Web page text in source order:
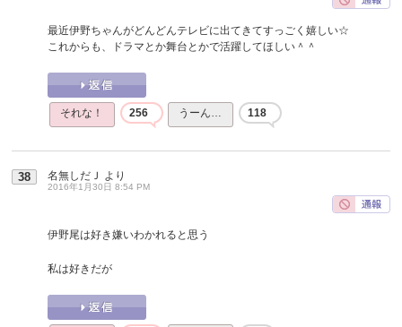
最近伊野ちゃんがどんどんテレビに出てきてすっごく嬉しい☆
これからも、ドラマとか舞台とかで活躍してほしい＾＾
それな！ 256 うーん… 118
38 名無しだＪ より
2016年1月30日 8:54 PM
伊野尾は好き嫌いわかれると思う
私は好きだが